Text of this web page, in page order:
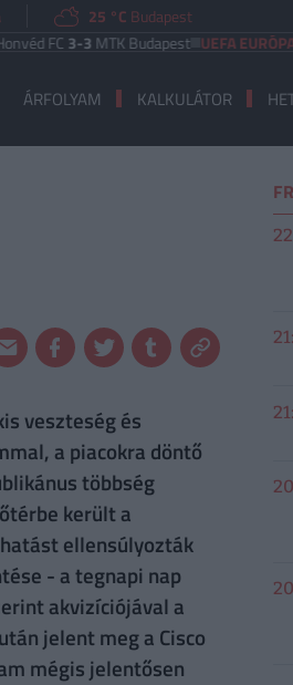
25 °C Budapest
FC3-3MTK Budapest UEFA EURÓPA LIGA
ÁRFOLYAM KALKULÁTOR
veszteség és
a piacokra döntő
többség
került a
ellensúlyozták
- a tegnapi nap
akvizíciójával a
jelent meg a Cisco
mégis jelentősen